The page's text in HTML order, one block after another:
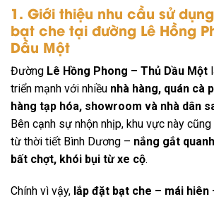
1. Giới thiệu nhu cầu sử
bạt che tại đường Lê Hồng
Dầu Một
Đường Lê Hồng Phong – Thủ Dầu Một
triển mạnh với nhiều nhà hàng, quán cà
hàng tạp hóa, showroom và nhà dân
Bên cạnh sự nhộn nhịp, khu vực này
từ thời tiết Bình Dương – nắng gắt
bất chợt, khói bụi từ xe cộ.
Chính vì vậy, lắp đặt bạt che – mái hiên